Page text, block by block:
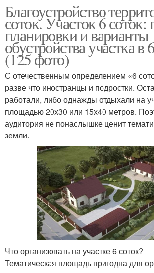
Благоустройство
соток. Участок 6
планировки и варианты
обустройства участка в
(125 фото)
С отечественным определением «6
разве что иностранцы и подростки.
работали, либо однажды отдыхали на
площадью 20х30 или 15х40 метров.
аудитория не понаслышке ценит
земли.
Что организовать на участке 6 соток?
Тематическая площадь пригодна для